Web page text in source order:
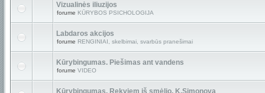
Vizualinės iliuzijos
forume KŪRYBOS PSICHOLOGIJA
Labdaros akcijos
forume RENGINIAI, skelbimai, svarbūs pranešimai
Kūrybingumas. Piešimas ant vandens
forume VIDEO
Kūrybingumas. Rekviem iš smėlio. K.Simonova